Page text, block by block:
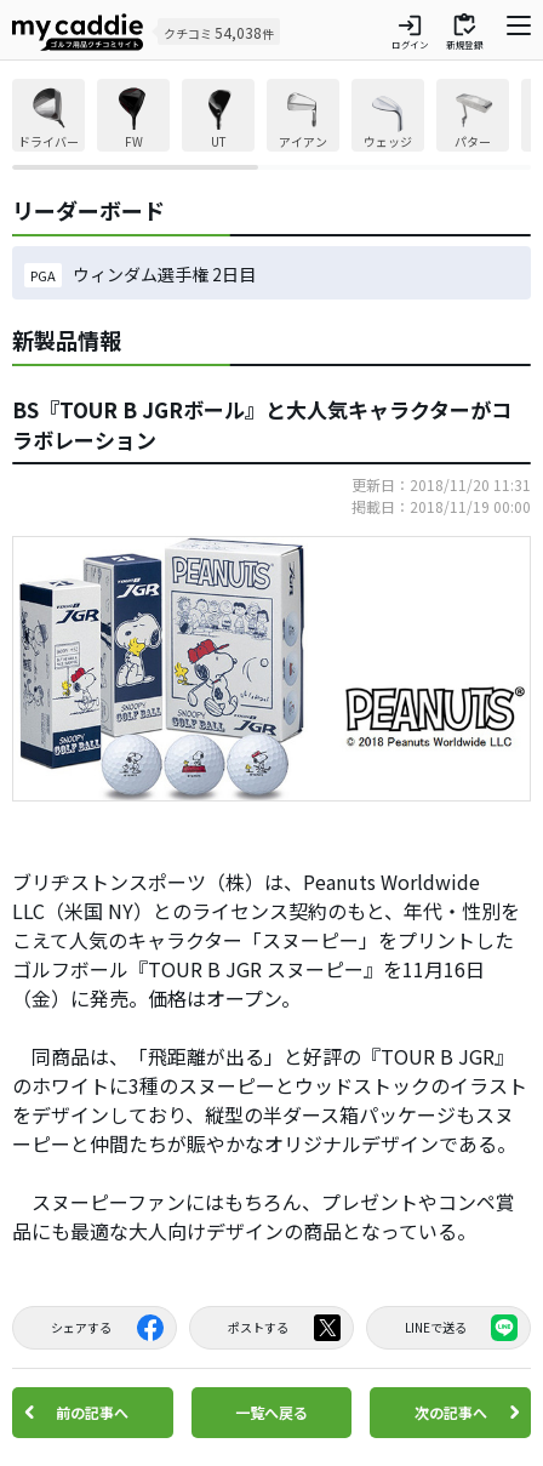
クチコミ 54,038件 login
ログイン
inventory
新規登録
ドライバー FW UT アイアン ウェッジ パター
リーダーボード
PGA ウィンダム選手権 2日目
新製品情報
BS『TOUR B JGRボール』と大人気キャラクターがコ
ラボレーション
更新日：2018/11/20 11:31
掲載日：2018/11/19 00:00
ブリヂストンスポーツ（株）は、Peanuts Worldwide
LLC（米国 NY）とのライセンス契約のもと、年代・性別を
こえて人気のキャラクター「スヌーピー」をプリントした
ゴルフボール『TOUR B JGR スヌーピー』を11月16日
（金）に発売。価格はオープン。
同商品は、「飛距離が出る」と好評の『TOUR B JGR』
のホワイトに3種のスヌーピーとウッドストックのイラスト
をデザインしており、縦型の半ダース箱パッケージもスヌ
ーピーと仲間たちが賑やかなオリジナルデザインである。
スヌーピーファンにはもちろん、プレゼントやコンペ賞
品にも最適な大人向けデザインの商品となっている。
シェアする ポストする LINEで送る
前の記事へ 一覧へ戻る 次の記事へ